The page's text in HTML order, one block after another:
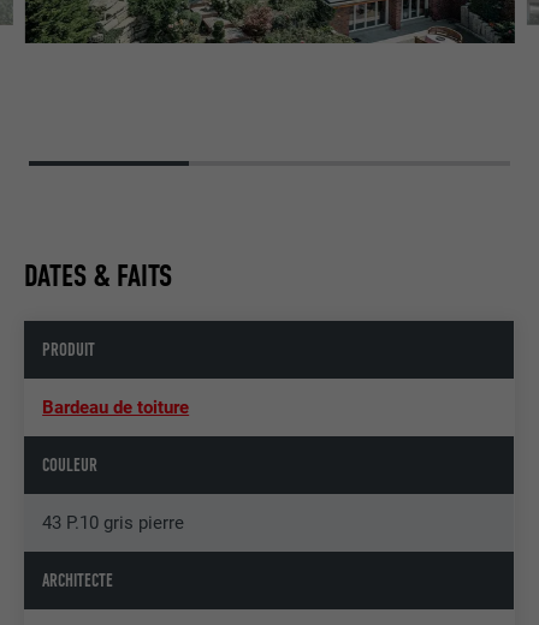
DATES & FAITS
PRODUIT
Bardeau de toiture
COULEUR
43 P.10 gris pierre
ARCHITECTE